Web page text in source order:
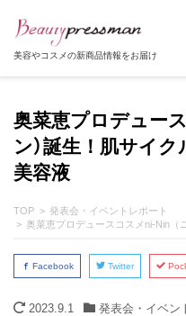
美容やコスメの新商品情報をお届け
奥菜恵プロデュー
ン）誕生！肌サイ
美容液
TOP
発表会・イベントレポート
奥菜恵プロデュースコスメni-Nin（ニー
Facebook Twitter
2023.9.1 発表会・イベン